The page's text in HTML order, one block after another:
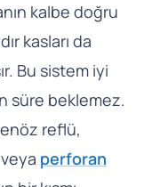
kalbe doğru
kasları da
Bu sistem iyi
süre beklemez.
reflü,
perforan